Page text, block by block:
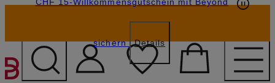
ZUM HAUPTINHALT
sichern Details